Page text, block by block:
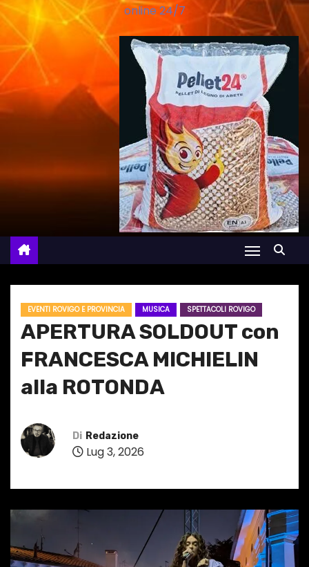
online 24/7
EVENTI ROVIGO E PROVINCIA MUSICA SPETTACOLI ROVIGO
APERTURA SOLDOUT con
FRANCESCA MICHIELIN
alla ROTONDA
Di Redazione
Lug 3, 2026